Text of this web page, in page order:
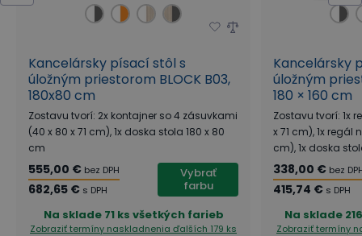
Inšpirujte sa návrhmi interiérov z radu
kancelárskeho nábytku BLOCK v našom
objednajte jednotlivé prvky nábytku, ktoré
vás zaujmú!
+
+
+
Kancelársky písací stôl s
úložným priestorom BLOCK B03,
180x80 cm
Zostavu tvorí: 2x kontajner so 4 zásuvkami
(40 x 80 x 71 cm), 1x doska stola 180 x 80
cm
555,00 € bez DPH
682,65 € s DPH
Vybrať
farbu
Na sklade 71 ks všetkých farieb
Zobraziť termíny naskladnenia ďalších 179 ks
Kancelársky
úložným
180 × 160 cm
Zostavu tvorí: 1x
x 71 cm), 1x regál
cm), 1x doska
338,00 € bez
415,74 € s DPH
Na sklade
Zobraziť termíny